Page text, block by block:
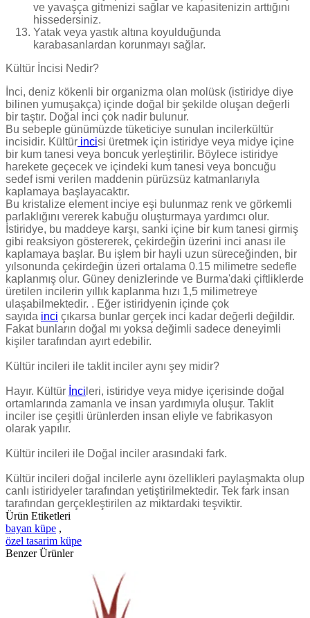
ve yavaşça gitmenizi sağlar ve kapasitenizin arttığını
hissedersiniz.
Yatak veya yastık altına koyulduğunda
karabasanlardan korunmayı sağlar.
Kültür İncisi Nedir?
İnci, deniz kökenli bir organizma olan molüsk (istiridye diye
bilinen yumuşakça) içinde doğal bir şekilde oluşan değerli
bir taştır. Doğal inci çok nadir bulunur.
Bu sebeple günümüzde tüketiciye sunulan incilerkültür
incisidir. Kültür incisi üretmek için istiridye veya midye içine
bir kum tanesi veya boncuk yerleştirilir. Böylece istiridye
harekete geçecek ve içindeki kum tanesi veya boncuğu
sedef ismi verilen maddenin pürüzsüz katmanlarıyla
kaplamaya başlayacaktır.
Bu kristalize element inciye eşi bulunmaz renk ve görkemli
parlaklığını vererek kabuğu oluşturmaya yardımcı olur.
İstiridye, bu maddeye karşı, sanki içine bir kum tanesi girmiş
gibi reaksiyon göstererek, çekirdeğin üzerini inci anası ile
kaplamaya başlar. Bu işlem bir hayli uzun süreceğinden, bir
yılsonunda çekirdeğin üzeri ortalama 0.15 milimetre sedefle
kaplanmış olur. Güney denizlerinde ve Burma'daki çiftliklerde
üretilen incilerin yıllık kaplanma hızı 1,5 milimetreye
ulaşabilmektedir. . Eğer istiridyenin içinde çok
sayıda inci çıkarsa bunlar gerçek inci kadar değerli değildir.
Fakat bunların doğal mı yoksa değimli sadece deneyimli
kişiler tarafından ayırt edebilir.
Kültür incileri ile taklit inciler aynı şey midir?
Hayır. Kültür İnci leri, istiridye veya midye içerisinde doğal
ortamlarında zamanla ve insan yardımıyla oluşur. Taklit
inciler ise çeşitli ürünlerden insan eliyle ve fabrikasyon
olarak yapılır.
Kültür incileri ile Doğal inciler arasındaki fark.
Kültür incileri doğal incilerle aynı özellikleri paylaşmakta olup
canlı istiridyeler tarafından yetiştirilmektedir. Tek fark insan
tarafından gerçekleştirilen az miktardaki teşviktir.
Ürün Etiketleri
bayan küpe ,
özel tasarim küpe
Benzer Ürünler